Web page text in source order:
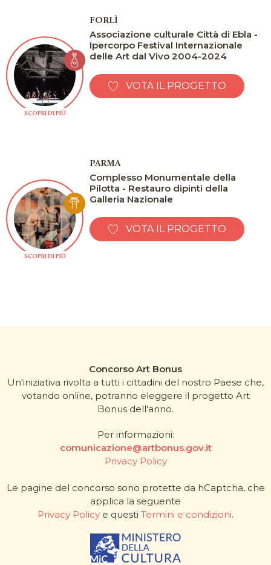
SCOPRI DI PIÙ
FORLÌ
Associazione culturale Città di Ebla -
Ipercorpo Festival Internazionale
delle Art dal Vivo 2004-2024
VOTA IL PROGETTO
SCOPRI DI PIÙ
PARMA
Complesso Monumentale della
Pilotta - Restauro dipinti della
Galleria Nazionale
VOTA IL PROGETTO
Concorso Art Bonus
Un'iniziativa rivolta a tutti i cittadini del nostro Paese che,
votando online, potranno eleggere il progetto Art
Bonus dell'anno.
Per informazioni:
comunicazione@artbonus.gov.it
Privacy Policy
Le pagine del concorso sono protette da hCaptcha, che
applica la seguente
Privacy Policy e questi Termini e condizioni.